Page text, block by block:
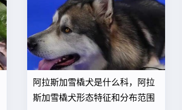
阿拉斯加雪橇犬是什么科，阿拉
斯加雪橇犬形态特征和分布范围